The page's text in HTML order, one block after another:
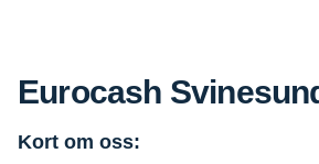
Eurocash
Kort om oss: